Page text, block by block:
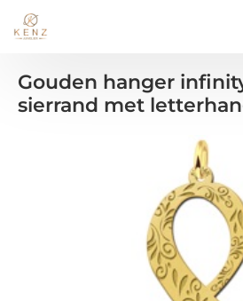
Gouden hanger
sierrand met